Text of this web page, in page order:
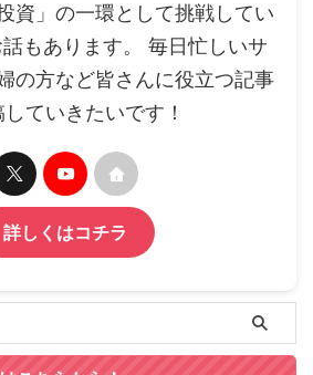
資」の一環として挑戦してい
もあります。 毎日忙しいサ
の方など皆さんに役立つ記事
していきたいです！
詳しくはコチラ